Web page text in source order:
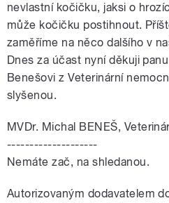
nevlastní kočičku, jaksi o
může kočičku postihnout.
zaměříme na něco dalšího v
Dnes za účast nyní děkuji
Benešovi z Veterinární
slyšenou.
MVDr. Michal BENEŠ,
--------------------
Nemáte zač, na shledanou.
Autorizovaným dodavatelem